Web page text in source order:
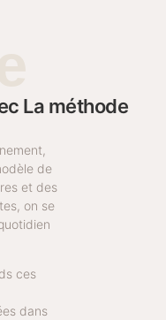
La méthode
de
et des
on se
ces
dans